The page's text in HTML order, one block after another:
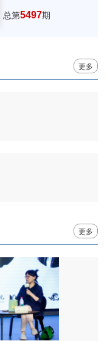
总第5497期
更多
更多